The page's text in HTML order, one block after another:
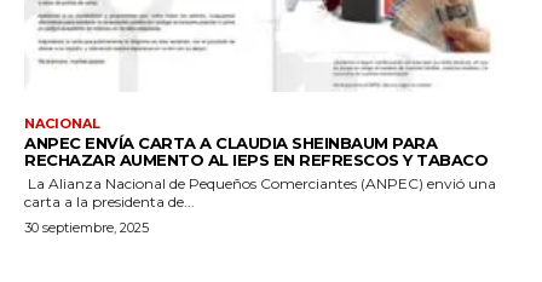
NACIONAL
ANPEC ENVÍA CARTA A CLAUDIA SHEINBAUM PARA
RECHAZAR AUMENTO AL IEPS EN REFRESCOS Y TABACO
La Alianza Nacional de Pequeños Comerciantes (ANPEC) envió una
carta a la presidenta de...
30 septiembre, 2025